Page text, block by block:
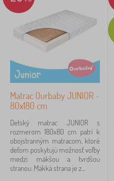
Matrac Ourbaby JUNIOR -
80x180 cm
Detský matrac JUNIOR s
rozmerom 180x80 cm patrí k
obojstranným matracom, ktoré
deťom poskytujú možnosť voľby
medzi mäkšou a tvrdšou
stranou. Mäkká strana je z...